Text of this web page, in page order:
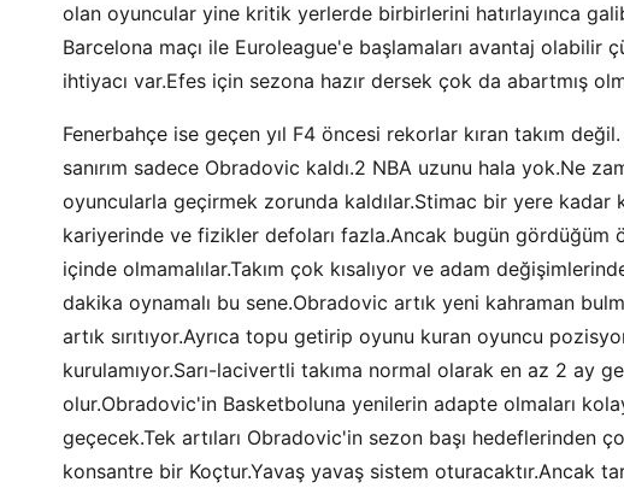
olan oyuncular yine kritik yerlerde birbirlerini hatırlayınca
Barcelona maçı ile Euroleague'e başlamaları avantaj olabilir
ihtiyacı var.Efes için sezona hazır dersek çok da abartmış
Fenerbahçe ise geçen yıl F4 öncesi rekorlar kıran takım
sanırım sadece Obradovic kaldı.2 NBA uzunu hala yok.Ne
oyuncularla geçirmek zorunda kaldılar.Stimac bir yere kadar
kariyerinde ve fizikler defoları fazla.Ancak bugün gördüğüm
içinde olmamalılar.Takım çok kısalıyor ve adam
dakika oynamalı bu sene.Obradovic artık yeni kahraman
artık sırıtıyor.Ayrıca topu getirip oyunu kuran oyuncu
kurulamıyor.Sarı-lacivertli takıma normal olarak en az 2 ay
olur.Obradovic'in Basketboluna yenilerin adapte olmaları
geçecek.Tek artıları Obradovic'in sezon başı hedeflerinden
konsantre bir Koçtur.Yavaş yavaş sistem oturacaktır.Ancak